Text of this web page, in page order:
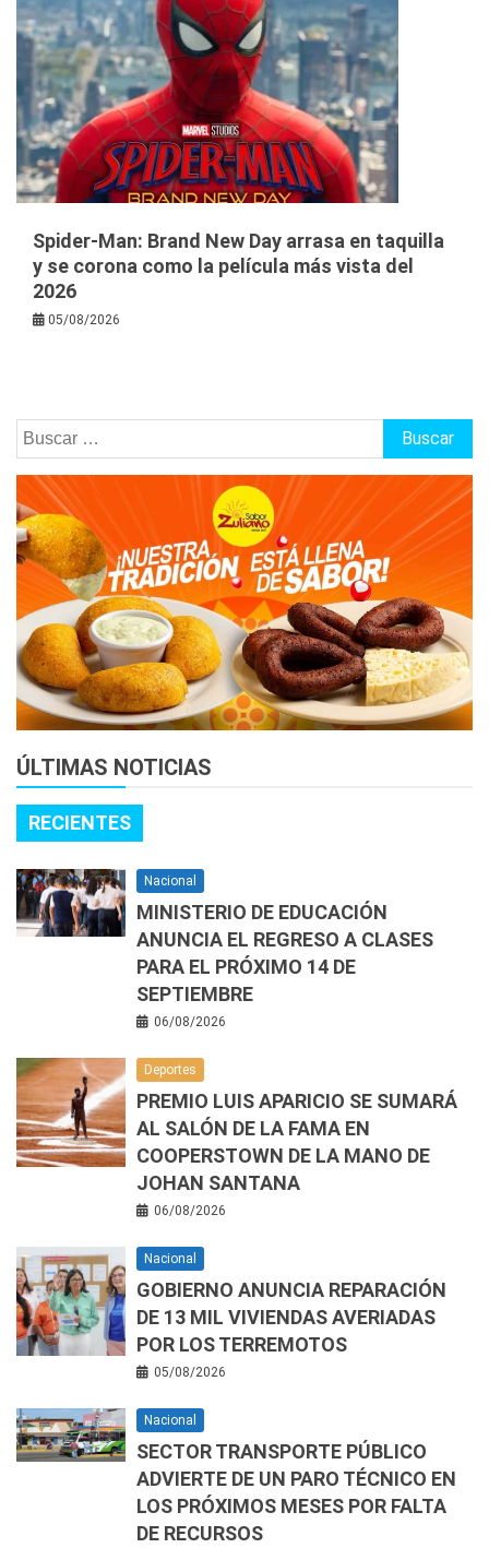
Spider-Man: Brand New Day arrasa en taquilla
y se corona como la película más vista del
2026
05/08/2026
Buscar:
ÚLTIMAS NOTICIAS
RECIENTES
Nacional
MINISTERIO DE EDUCACIÓN
ANUNCIA EL REGRESO A CLASES
PARA EL PRÓXIMO 14 DE
SEPTIEMBRE
06/08/2026
Deportes
PREMIO LUIS APARICIO SE SUMARÁ
AL SALÓN DE LA FAMA EN
COOPERSTOWN DE LA MANO DE
JOHAN SANTANA
06/08/2026
Nacional
GOBIERNO ANUNCIA REPARACIÓN
DE 13 MIL VIVIENDAS AVERIADAS
POR LOS TERREMOTOS
05/08/2026
Nacional
SECTOR TRANSPORTE PÚBLICO
ADVIERTE DE UN PARO TÉCNICO EN
LOS PRÓXIMOS MESES POR FALTA
DE RECURSOS